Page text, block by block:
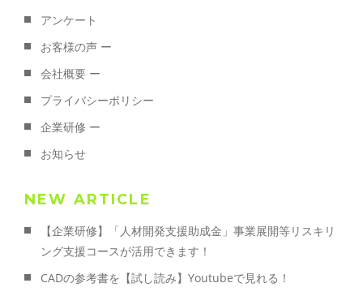
アンケート
お客様の声 ー
会社概要 ー
プライバシーポリシー
企業研修 ー
お知らせ
NEW ARTICLE
【企業研修】「人材開発支援助成金」事業展開等リスキリ
ング支援コースが活用できます！
CADの参考書を【試し読み】Youtubeで見れる！